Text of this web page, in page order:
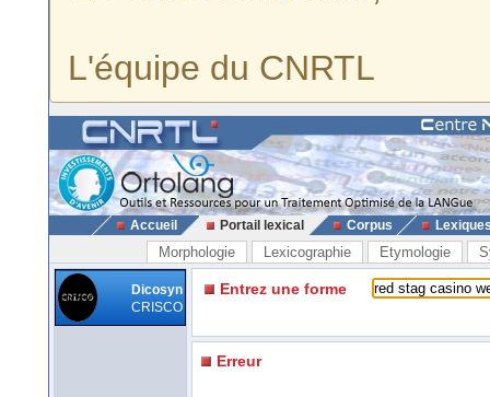
L'équipe du CNRTL
Accueil Portail lexical Corpus
Morphologie Lexicographie Etymologie
Dicosyn
CRISCO
Entrez une forme
Erreur